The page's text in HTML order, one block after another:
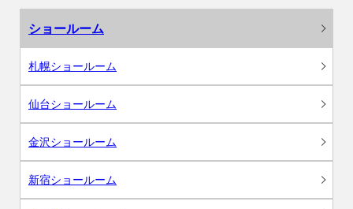
ショールーム
札幌ショールーム
仙台ショールーム
金沢ショールーム
新宿ショールーム